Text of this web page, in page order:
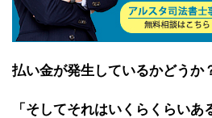
払い金が発生しているかどうか
「そしてそれはいくらくらいあ